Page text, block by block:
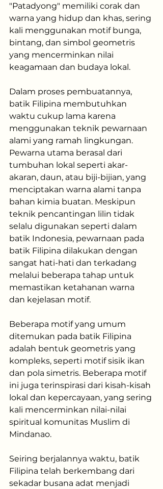
"Patadyong" memiliki corak dan
warna yang hidup dan khas, sering
kali menggunakan motif bunga,
bintang, dan simbol geometris
yang mencerminkan nilai
keagamaan dan budaya lokal.
Dalam proses pembuatannya,
batik Filipina membutuhkan
waktu cukup lama karena
menggunakan teknik pewarnaan
alami yang ramah lingkungan.
Pewarna utama berasal dari
tumbuhan lokal seperti akar-
akaran, daun, atau biji-bijian, yang
menciptakan warna alami tanpa
bahan kimia buatan. Meskipun
teknik pencantingan lilin tidak
selalu digunakan seperti dalam
batik Indonesia, pewarnaan pada
batik Filipina dilakukan dengan
sangat hati-hati dan terkadang
melalui beberapa tahap untuk
memastikan ketahanan warna
dan kejelasan motif.
Beberapa motif yang umum
ditemukan pada batik Filipina
adalah bentuk geometris yang
kompleks, seperti motif sisik ikan
dan pola simetris. Beberapa motif
ini juga terinspirasi dari kisah-kisah
lokal dan kepercayaan, yang sering
kali mencerminkan nilai-nilai
spiritual komunitas Muslim di
Mindanao.
Seiring berjalannya waktu, batik
Filipina telah berkembang dari
sekadar busana adat menjadi